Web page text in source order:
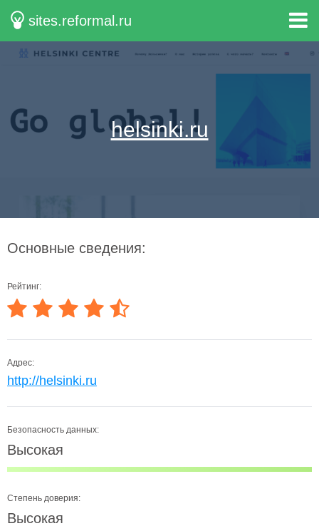
sites.reformal.ru
helsinki.ru
Основные сведения:
Рейтинг:
Адрес:
http://helsinki.ru
Безопасность данных:
Высокая
Степень доверия:
Высокая